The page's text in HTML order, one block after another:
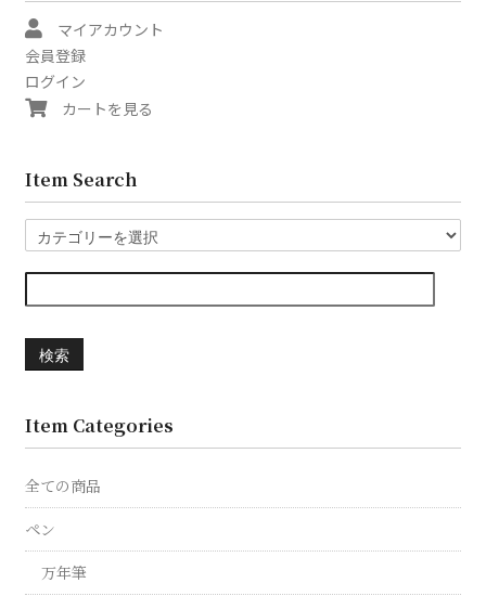
マイアカウント
会員登録
ログイン
カートを見る
Item Search
検索
Item Categories
全ての商品
ペン
万年筆